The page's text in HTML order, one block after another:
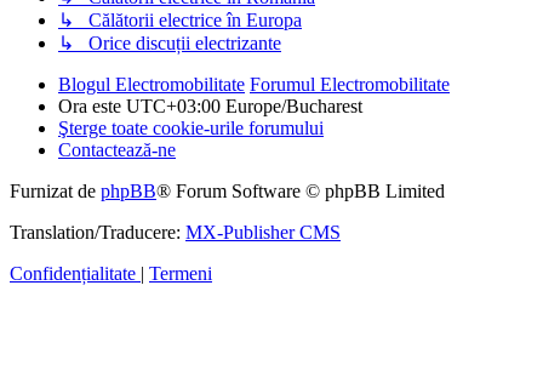
↳ Călătorii electrice în Europa
↳ Orice discuții electrizante
Blogul Electromobilitate Forumul Electromobilitate
Ora este UTC+03:00 Europe/Bucharest
Şterge toate cookie-urile forumului
Contactează-ne
Furnizat de phpBB® Forum Software © phpBB Limited
Translation/Traducere: MX-Publisher CMS
Confidențialitate | Termeni